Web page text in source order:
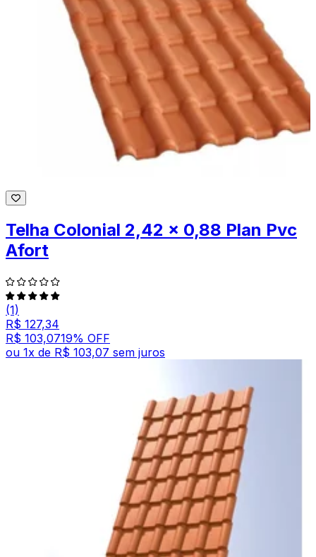
Telha Colonial 2,42 x 0,88 Plan Pvc
Afort
(1)
R$ 127,34
R$ 103,0719% OFF
ou 1x de R$ 103,07 sem juros